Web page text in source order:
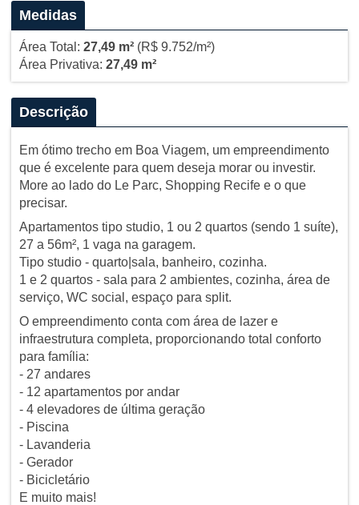
Medidas
Área Total: 27,49 m²(R$ 9.752/m²)
Área Privativa: 27,49 m²
Descrição
Em ótimo trecho em Boa Viagem, um empreendimento
que é excelente para quem deseja morar ou investir.
More ao lado do Le Parc, Shopping Recife e o que
precisar.
Apartamentos tipo studio, 1 ou 2 quartos (sendo 1 suíte),
27 a 56m², 1 vaga na garagem.
Tipo studio - quarto|sala, banheiro, cozinha.
1 e 2 quartos - sala para 2 ambientes, cozinha, área de
serviço, WC social, espaço para split.
O empreendimento conta com área de lazer e
infraestrutura completa, proporcionando total conforto
para família:
- 27 andares
- 12 apartamentos por andar
- 4 elevadores de última geração
- Piscina
- Lavanderia
- Gerador
- Bicicletário
E muito mais!